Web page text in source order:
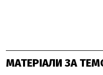
МАТЕРІАЛИ ЗА